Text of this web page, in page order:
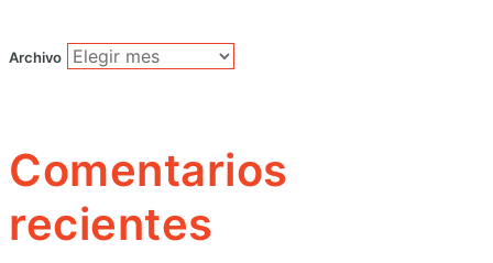
Archivo
Comentarios
recientes